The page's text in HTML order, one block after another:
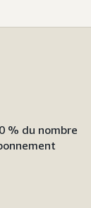
% du nombre